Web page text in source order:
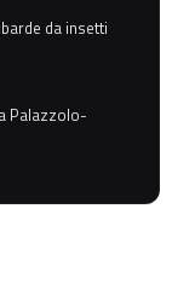
da insetti
Palazzolo-